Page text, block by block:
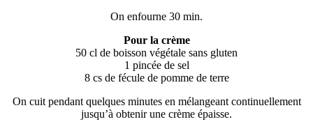
On enfourne 30 min.
Pour la crème
50 cl de boisson végétale sans gluten
1 pincée de sel
8 cs de fécule de pomme de terre
On cuit pendant quelques minutes en mélangeant continuellement
jusqu’à obtenir une crème épaisse.